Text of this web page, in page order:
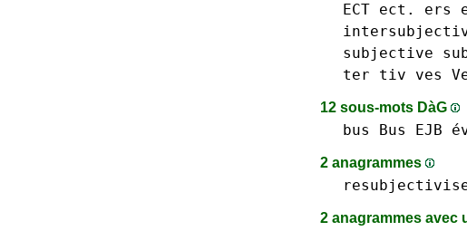
ECT ect. ers
subjective
ter
tiv ves
12 sous-mots DàG
bus Bus EJB
2 anagrammes
2 anagrammes avec